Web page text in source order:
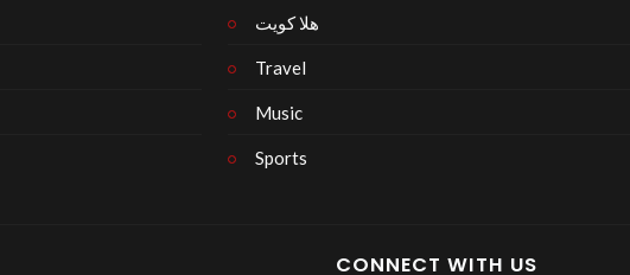
هلا كويت
Travel
Music
Sports
CONNECT WITH US